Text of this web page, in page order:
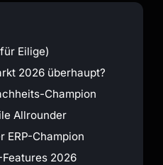
Eilige)
2026 überhaupt?
Champion
Allrounder
ERP-Champion
2026